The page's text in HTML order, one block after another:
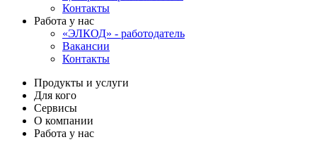
Контакты
Работа у нас
«ЭЛКОД» - работодатель
Вакансии
Контакты
Продукты и услуги
Для кого
Сервисы
О компании
Работа у нас